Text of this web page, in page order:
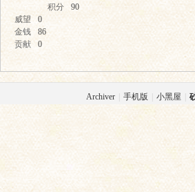
积分
90
威望
0
金钱
86
贡献
0
Archiver 手机版 小黑屋